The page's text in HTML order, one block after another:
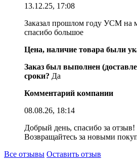
13.12.25, 17:08
Заказал прошлом году УСМ на
спасибо большое
Цена, наличие товара были
Заказ был выполнен
сроки? Да
Комментарий компании
08.08.26, 18:14
Добрый день, спасибо за
Возвращайтесь за новыми
Все отзывы Оставить отзыв